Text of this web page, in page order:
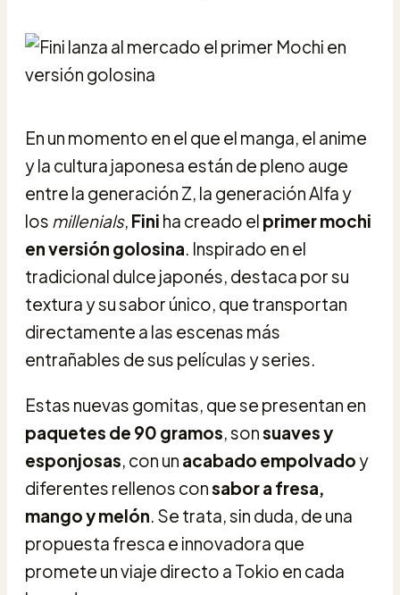
En un momento en el que el manga, el anime
y la cultura japonesa están de pleno auge
entre la generación Z, la generación Alfa y
los millenials, Fini ha creado el primer mochi
en versión golosina. Inspirado en el
tradicional dulce japonés, destaca por su
textura y su sabor único, que transportan
directamente a las escenas más
entrañables de sus películas y series.
Estas nuevas gomitas, que se presentan en
paquetes de 90 gramos, sonsuaves y
esponjosas, con un acabado empolvado y
diferentes rellenos consabor a fresa,
mango y melón. Se trata, sin duda, de una
propuesta fresca e innovadora que
promete un viaje directo a Tokio en cada